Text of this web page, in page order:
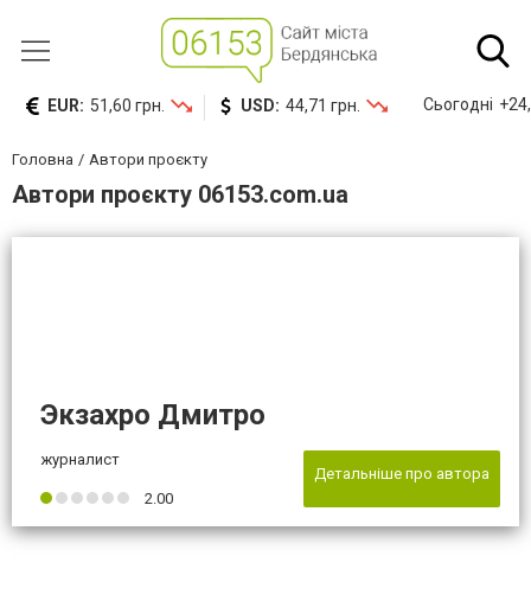
EUR: 51,60 грн. USD: 44,71 грн. Сьогодні
Головна Автори проєкту
Автори проєкту 06153.com.ua
Экзахро Дмитро
журналист
2.00
Детальніше про автора